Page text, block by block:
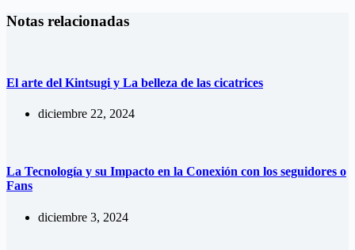
Notas relacionadas
El arte del Kintsugi y La belleza de las cicatrices
diciembre 22, 2024
La Tecnología y su Impacto en la Conexión con los seguidores o
Fans
diciembre 3, 2024